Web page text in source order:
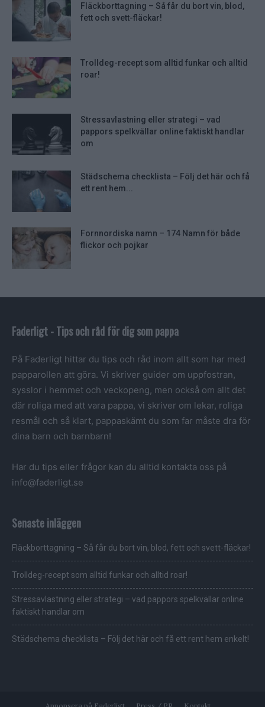
Fläckborttagning – Så får du bort vin, blod,
fett och svett-fläckar!
Trolldeg-recept som alltid funkar och alltid
roar!
Stressavlastning eller strategi – vad
pappors spelkvällar online faktiskt handlar
om
Städschema checklista – Följ det här och få
ett rent hem...
Fornnordiska namn – 174 Namn för både
flickor och pojkar
Faderligt - Tips och råd för dig som pappa
På Faderligt hittar du tips och råd inom allt som har med
papparollen att göra. Vi skriver guider om uppfostran,
sysslor i hemmet och veckopeng, men också om allt det
där roliga med att vara pappa, vi skriver om lekar, roliga
resmål och så klart, pappaskämt du som far måste dra för
dina barn och barnbarn!
Har du tips eller frågor kan du alltid kontakta oss på
info@faderligt.se
Senaste inläggen
Fläckborttagning – Så får du bort vin, blod, fett och svett-fläckar!
Trolldeg-recept som alltid funkar och alltid roar!
Stressavlastning eller strategi – vad pappors spelkvällar online
faktiskt handlar om
Städschema checklista – Följ det här och få ett rent hem enkelt!